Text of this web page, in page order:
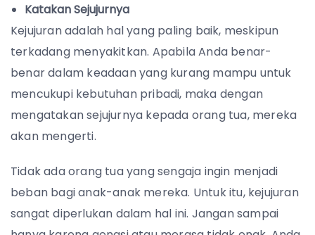
Katakan Sejujurnya
Kejujuran adalah hal yang paling baik, meskipun
terkadang menyakitkan. Apabila Anda benar-
benar dalam keadaan yang kurang mampu untuk
mencukupi kebutuhan pribadi, maka dengan
mengatakan sejujurnya kepada orang tua, mereka
akan mengerti.
Tidak ada orang tua yang sengaja ingin menjadi
beban bagi anak-anak mereka. Untuk itu, kejujuran
sangat diperlukan dalam hal ini. Jangan sampai